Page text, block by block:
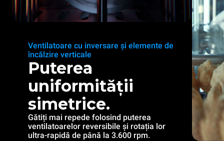
Ventilatoare cu inversare și elemente de
încălzire verticale
Puterea
uniformității
simetrice.
Gătiți mai repede folosind puterea
ventilatoarelor reversibile și rotația lor
ultra-rapidă de până la 3.600 rpm.